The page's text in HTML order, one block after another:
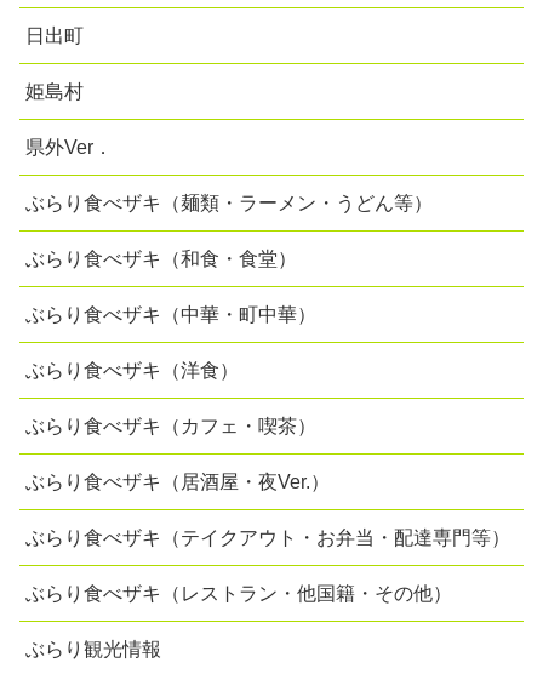
日出町
姫島村
県外Ver．
ぶらり食べザキ（麺類・ラーメン・うどん等）
ぶらり食べザキ（和食・食堂）
ぶらり食べザキ（中華・町中華）
ぶらり食べザキ（洋食）
ぶらり食べザキ（カフェ・喫茶）
ぶらり食べザキ（居酒屋・夜Ver.）
ぶらり食べザキ（テイクアウト・お弁当・配達専門等）
ぶらり食べザキ（レストラン・他国籍・その他）
ぶらり観光情報